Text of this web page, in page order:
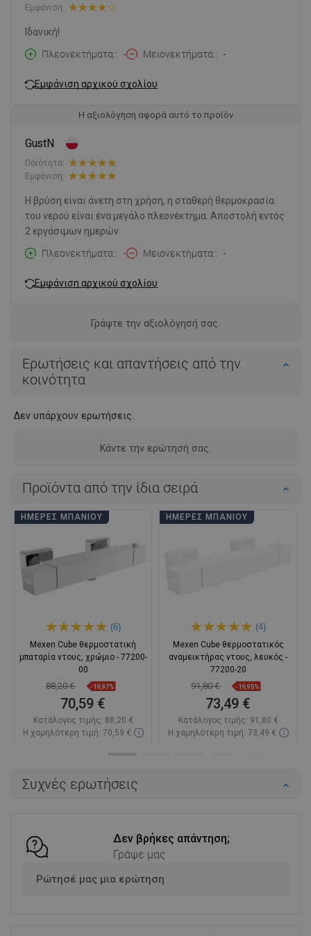
Συχνές ερωτήσεις
Δεν βρήκες απάντηση;
Γράψε μας
Ρώτησέ μας μια ερώτηση
Εμφάνιση:
Ιδανική!
Πλεονεκτήματα:
- Μειονεκτήματα: -
Εμφάνιση αρχικού σχολίου
Η αξιολόγηση αφορά αυτό το προϊόν
GustN
Ποιότητα:
Εμφάνιση:
Η βρύση είναι άνετη στη χρήση, η σταθερή θερμοκρασία
του νερού είναι ένα μεγάλο πλεονέκτημα. Αποστολή εντός
2 εργάσιμων ημερών
Πλεονεκτήματα:
- Μειονεκτήματα: -
Εμφάνιση αρχικού σχολίου
Γράψτε την αξιολόγησή σας.
Ερωτήσεις και απαντήσεις από την
κοινότητα
Δεν υπάρχουν ερωτήσεις.
Κάντε την ερώτησή σας.
Προϊόντα από την ίδια σειρά
ΗΜΈΡΕΣ ΜΠΆΝΙΟΥ
(6)
Mexen Cube θερμοστατική
μπαταρία ντους, χρώμιο - 77200-
00
88,20 € -19,97%
70,59 €
Κατάλογος τιμής: 88,20 €
Η χαμηλότερη τιμή: 70,59 €
ΗΜΈΡΕΣ ΜΠΆΝΙΟΥ
(4)
Mexen Cube θερμοστατικός
αναμεικτήρας ντους, λευκός -
77200-20
91,80 € -19,95%
73,49 €
Κατάλογος τιμής: 91,80 €
Η χαμηλότερη τιμή: 73,49 €